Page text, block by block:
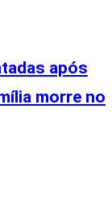
após
morre no